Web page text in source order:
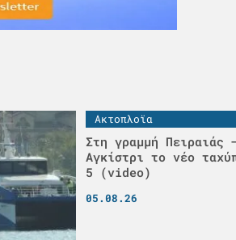
Ακτοπλοϊα
Στη γραμμή Πειραιάς
Αγκίστρι το νέο
5 (video)
05.08.26